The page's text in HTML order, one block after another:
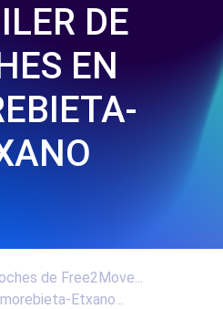
DE
EN
de Free2Move...
Etxano...